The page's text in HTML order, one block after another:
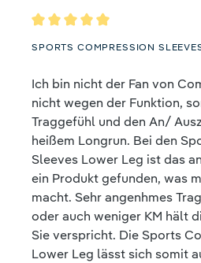
SPORTS COMPRESSION
Ich bin nicht der Fan von
nicht wegen der Funktion,
Traggefühl und den An/
heißem Longrun. Bei den
Sleeves Lower Leg ist das
ein Produkt gefunden, was
macht. Sehr angenhmes
oder auch weniger KM hält
Sie verspricht. Die Sports
Lower Leg lässt sich somit